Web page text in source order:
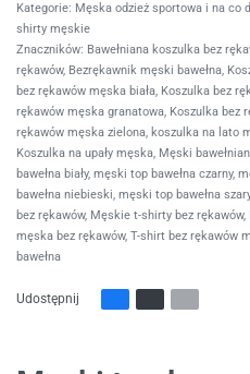
Kategorie: Męska odzież sportowa i na co
shirty męskie
Znaczników: Bawełniana koszulka bez
rękawów, Bezrękawnik męski bawełna,
bez rękawów męska biała, Koszulka bez
rękawów męska granatowa, Koszulka bez
rękawów męska zielona, koszulka na lato
Koszulka na upały męska, Męski
bawełna biały, męski top bawełna czarny,
bawełna niebieski, męski top bawełna szary
bez rękawów, Męskie t-shirty bez rękawów,
męska bez rękawów, T-shirt bez rękawów
bawełna
Udostępnij